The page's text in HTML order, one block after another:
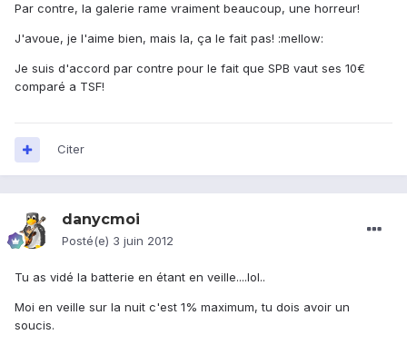
Par contre, la galerie rame vraiment beaucoup, une horreur!
J'avoue, je l'aime bien, mais la, ça le fait pas! :mellow:
Je suis d'accord par contre pour le fait que SPB vaut ses 10€
comparé a TSF!
Citer
danycmoi
Posté(e) 3 juin 2012
Tu as vidé la batterie en étant en veille....lol..
Moi en veille sur la nuit c'est 1% maximum, tu dois avoir un
soucis.